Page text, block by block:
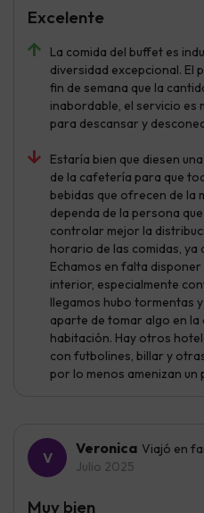
La comida del buffet es
diversidad excepcional. El
fin de semana que la
inabordable, el servicio es
para descansar y
Estaría bien que diesen
de la cafetería para que
bebidas que ofrecen de la
dependa de la persona
controlar mejor la
horario de las comidas, ya
Echamos en falta
interior, especialmente
llegamos hubo tormentas
aparte de tomar algo en
habitación. Hay otros
con futbolines, billar y
por lo menos amenizan un
Excelente
Veronica Viajó en
Julio 2025
Muy bien